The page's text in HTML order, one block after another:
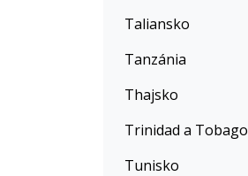
Taliansko
Tanzánia
Thajsko
Trinidad a Tobago
Tunisko